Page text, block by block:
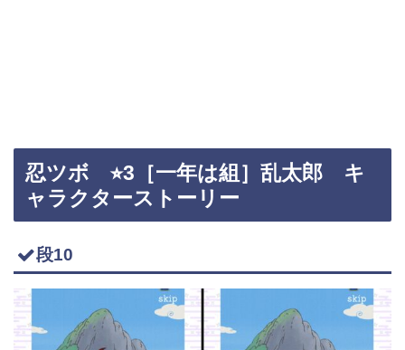
忍ツボ ⭐︎3［一年は組］乱太郎 キ
ャラクターストーリー
段10